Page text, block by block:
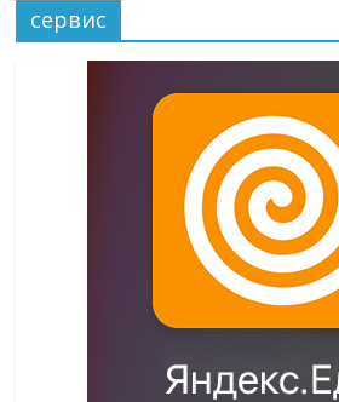
сервис